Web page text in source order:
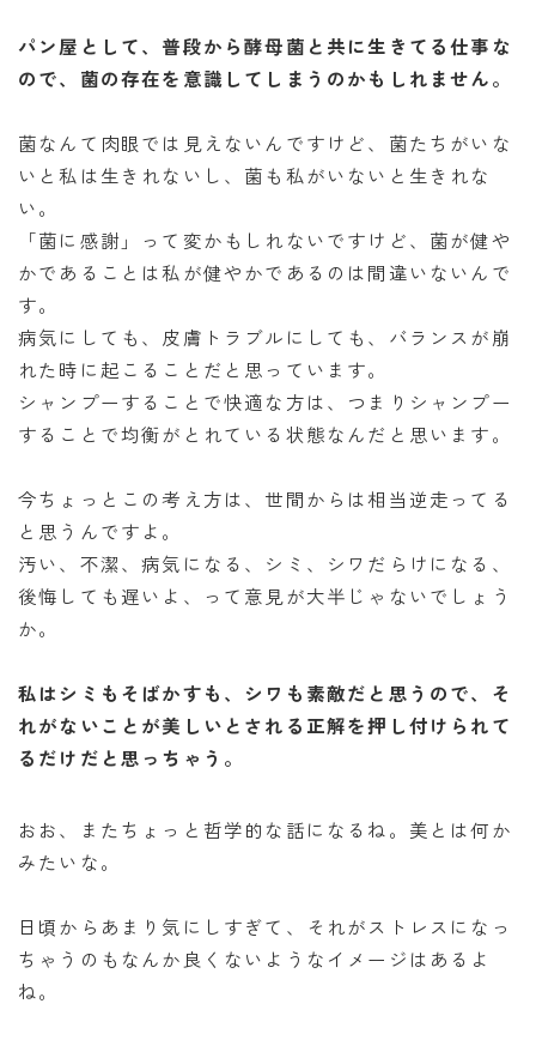
パン屋として、普段から酵母菌と共に生きてる仕事な
ので、菌の存在を意識してしまうのかもしれません。
菌なんて肉眼では見えないんですけど、菌たちがいな
いと私は生きれないし、菌も私がいないと生きれな
い。
「菌に感謝」って変かもしれないですけど、菌が健や
かであることは私が健やかであるのは間違いないんで
す。
病気にしても、皮膚トラブルにしても、バランスが崩
れた時に起こることだと思っています。
シャンプーすることで快適な方は、つまりシャンプー
することで均衡がとれている状態なんだと思います。
今ちょっとこの考え方は、世間からは相当逆走ってる
と思うんですよ。
汚い、不潔、病気になる、シミ、シワだらけになる、
後悔しても遅いよ、って意見が大半じゃないでしょう
か。
私はシミもそばかすも、シワも素敵だと思うので、そ
れがないことが美しいとされる正解を押し付けられて
るだけだと思っちゃう。
おお、またちょっと哲学的な話になるね。美とは何か
みたいな。
日頃からあまり気にしすぎて、それがストレスになっ
ちゃうのもなんか良くないようなイメージはあるよ
ね。